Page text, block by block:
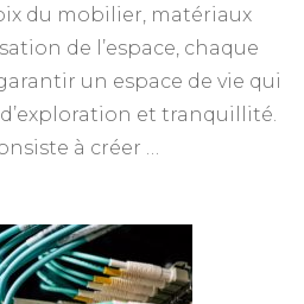
du mobilier, matériaux
de l’espace, chaque
un espace de vie qui
et tranquillité.
à créer …